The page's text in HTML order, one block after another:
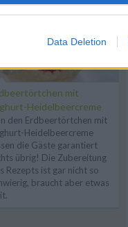
Data Deletion
mit
Heidelbeercreme
den Erdbeertörtchen mit
Heidelbeercreme
die Gäste garantiert
übrig! Die Zubereitung
Rezepts ist gar nicht so
braucht aber etwas